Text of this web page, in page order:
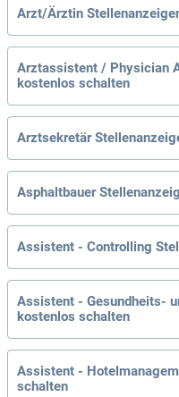
Arzt/Ärztin
Arztassistent / Physician
kostenlos schalten
Arztsekretär
Asphaltbauer
Assistent - Controlling
Assistent - Gesundheits-
kostenlos schalten
Assistent -
schalten